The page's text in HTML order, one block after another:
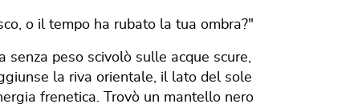
o il tempo ha rubato la tua ombra?"
senza peso scivolò sulle acque scure,
la riva orientale, il lato del sole
frenetica. Trovò un mantello nero